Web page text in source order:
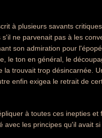
à plusieurs savants
ne parvenait pas à les
son admiration pour
le ton en général, le
trouvait trop désincarnée.
enfin exigea le retrait de
à toutes ces inepties
les principes qu'il avait si